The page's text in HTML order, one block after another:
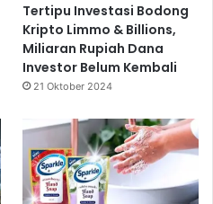
Tertipu Investasi Bodong
Kripto Limmo & Billions,
Miliaran Rupiah Dana
Investor Belum Kembali
21 Oktober 2024